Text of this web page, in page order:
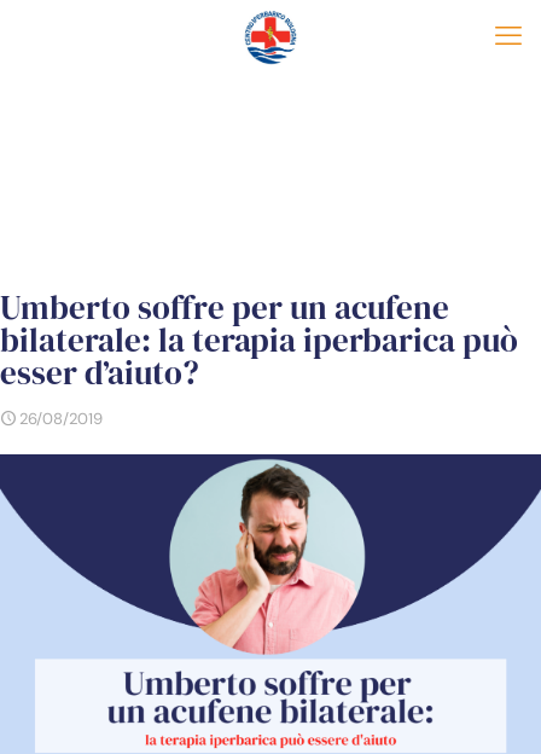
Umberto soffre per un acufene
bilaterale: la terapia iperbarica può
esser d’aiuto?
26/08/2019